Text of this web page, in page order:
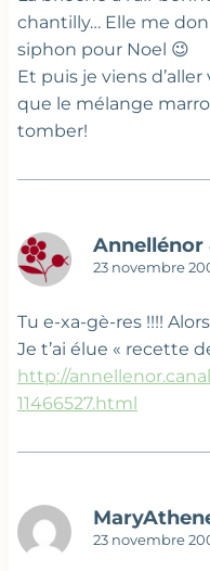
chantilly… Elle me
siphon pour Noel 😉
Et puis je viens d’aller
que le mélange
tomber!
Annellénor
23 novembre
Tu e-xa-gè-res !!!!
Je t’ai élue « recette
http://
11466527.html
23 novembre